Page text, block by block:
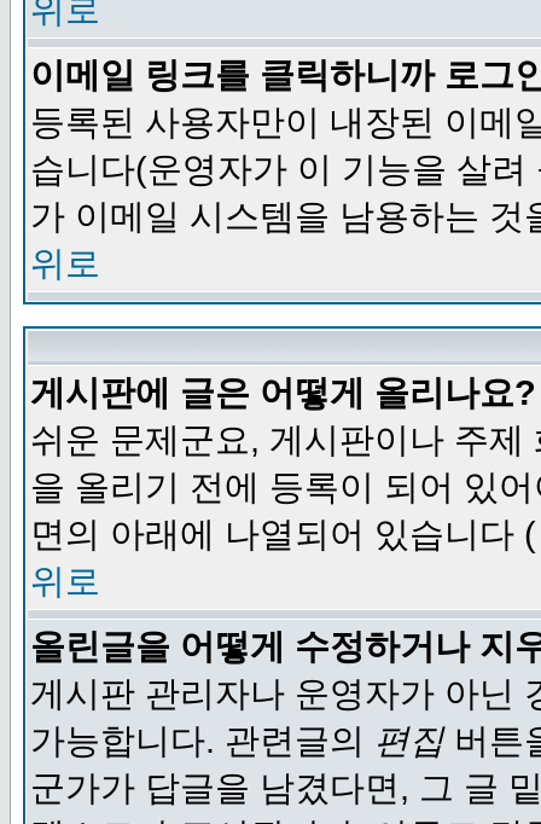
위로
이메일 링크를 클릭하니까 로그
등록된 사용자만이 내장된 이메
습니다(운영자가 이 기능을 살
가 이메일 시스템을 남용하는 것
위로
게시판에 글은 어떻게 올리나요?
쉬운 문제군요, 게시판이나 주
을 올리기 전에 등록이 되어 있
면의 아래에 나열되어 있습니다 (
위로
올린글을 어떻게 수정하거나 지
게시판 관리자나 운영자가 아닌
가능합니다. 관련글의 편집버튼
군가가 답글을 남겼다면, 그 글